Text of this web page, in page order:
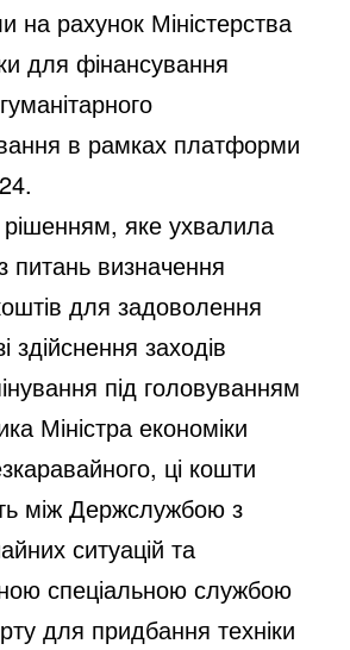
на рахунок Міністерства
для фінансування
в рамках платформи
рішенням, яке ухвалила
питань визначення
для задоволення
здійснення заходів
під головуванням
Міністра економіки
ці кошти
між Держслужбою з
ситуацій та
спеціальною службою
для придбання техніки